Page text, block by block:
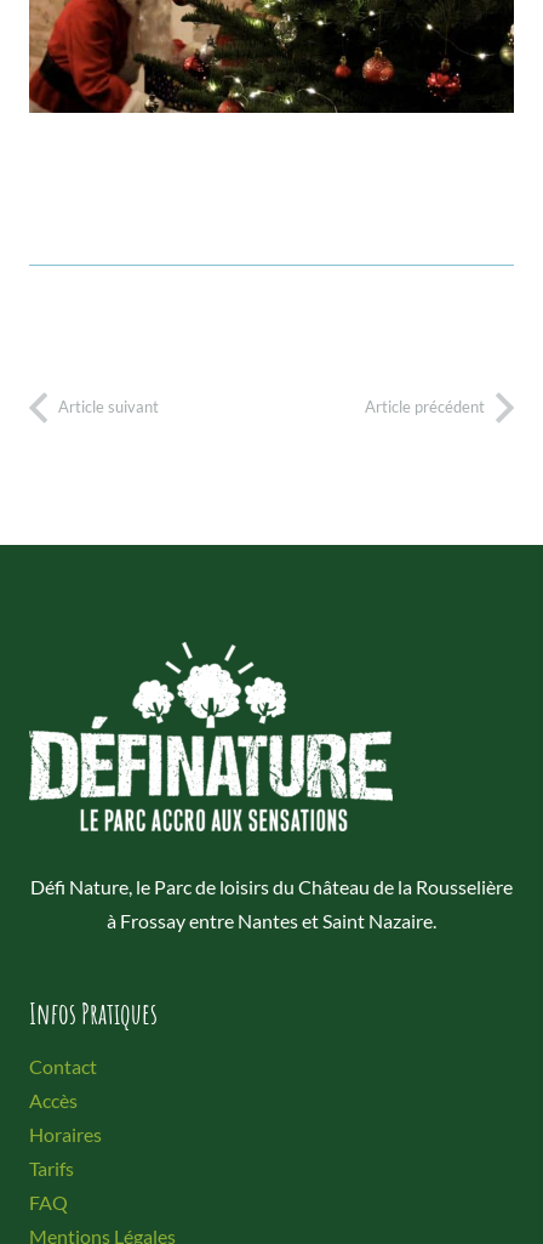
Article suivant Article précédent
Défi Nature, le Parc de loisirs du Château de la Rousselière
à Frossay entre Nantes et Saint Nazaire.
Infos Pratiques
Contact
Accès
Horaires
Tarifs
FAQ
Mentions Légales